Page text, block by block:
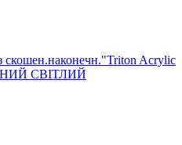
скошен.наконечн."Triton Acrylic
СВІТЛИЙ